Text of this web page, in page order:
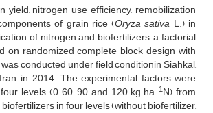
yield, nitrogen use efficiency, remobilization
of grain rice (Oryza sativa L.) in
of nitrogen and biofertilizers, a factorial
on randomized complete block design with
conducted under field conditionin Siahkal,
in 2014. The experimental factors were
levels (0, 60, 90 and 120 kg.ha-1N) from
in four levels (without biofertilizer,